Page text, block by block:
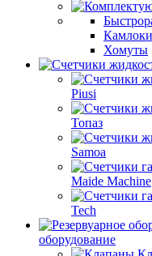
Камлоки
Хомуты
Piusi
Топаз
Samoa
Maide Machine
Tech
оборудование